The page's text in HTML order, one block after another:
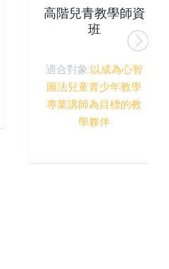
高階兒青教學師資
班
適合對象:以成為心智
圖法兒童青少年教學
專業講師為目標的教
學夥伴